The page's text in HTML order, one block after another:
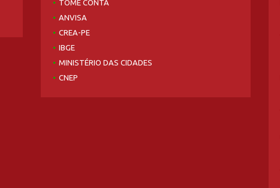
TOME CONTA
ANVISA
CREA-PE
IBGE
MINISTÉRIO DAS CIDADES
CNEP